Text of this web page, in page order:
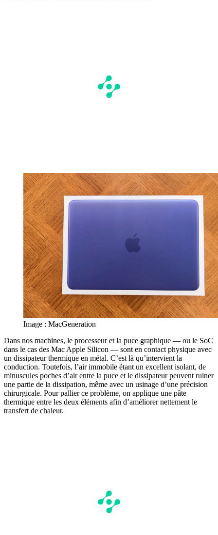
Image : MacGeneration
Dans nos machines, le processeur et la puce graphique — ou le SoC
dans le cas des Mac Apple Silicon — sont en contact physique avec
un dissipateur thermique en métal. C’est là qu’intervient la
conduction. Toutefois, l’air immobile étant un excellent isolant, de
minuscules poches d’air entre la puce et le dissipateur peuvent ruiner
une partie de la dissipation, même avec un usinage d’une précision
chirurgicale. Pour pallier ce problème, on applique une pâte
thermique entre les deux éléments afin d’améliorer nettement le
transfert de chaleur.